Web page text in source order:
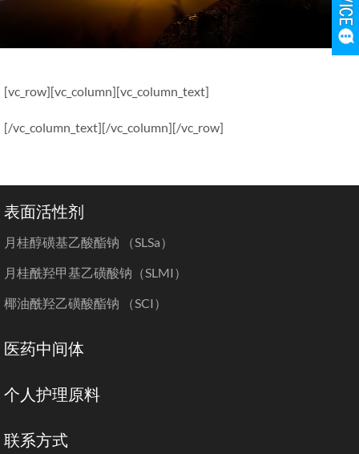
[vc_row][vc_column][vc_column_text]
[/vc_column_text][/vc_column][/vc_row]
表面活性剂
月桂醇磺基乙酸酯钠 （SLSa）
月桂酰羟甲基乙磺酸钠（SLMI）
椰油酰羟乙磺酸酯钠 （SCI）
医药中间体
个人护理原料
联系方式